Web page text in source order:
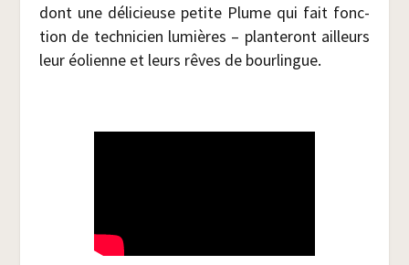
dont une déli­cieuse petite Plume qui fait fonc­
tion de tech­ni­cien lumières – plan­te­ront ailleurs
leur éolienne et leurs rêves de bourlingue.